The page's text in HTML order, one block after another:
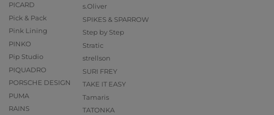
PICARD
Pick & Pack
Pink Lining
PINKO
Pip Studio
PIQUADRO
PORSCHE DESIGN
PUMA
RAINS
s.Oliver
SPIKES & SPARROW
Step by Step
Stratic
strellson
SURI FREY
TAKE IT EASY
Tamaris
TATONKA